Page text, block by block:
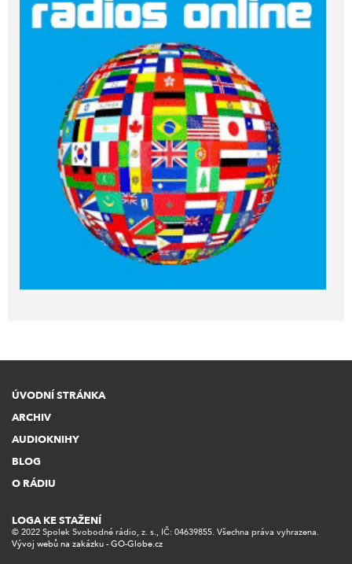
ÚVODNÍ STRÁNKA
ARCHIV
AUDIOKNIHY
BLOG
O RÁDIU
© 2022 Spolek Svobodné rádio, z. s., IČ: 04639855. Všechna práva vyhrazena.
Vývoj webů na zakázku - GO-Globe.cz
LOGA KE STAŽENÍ